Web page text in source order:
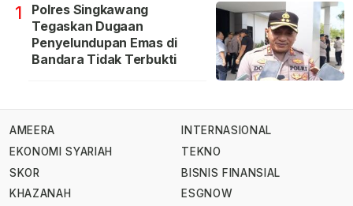
1
Polres Singkawang
Tegaskan Dugaan
Penyelundupan Emas di
Bandara Tidak Terbukti
AMEERA
EKONOMI SYARIAH
SKOR
KHAZANAH
INTERNASIONAL
TEKNO
BISNIS FINANSIAL
ESGNOW